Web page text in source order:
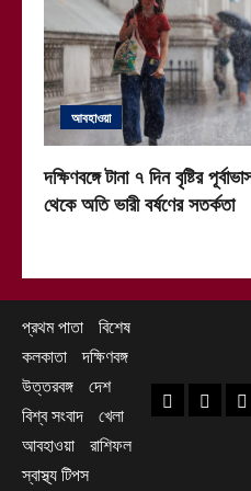
আবহাওয়া
দক্ষিণবঙ্গে টানা ৭ দিন বৃষ্টির
থেকে অতি ভারী বর্ষণের সতর্কতা
প্রথম পাতা বিশেষ
কলকাতা দক্ষিণবঙ্গ
উত্তরবঙ্গ দেশ
বিশ্ব সংবাদ খেলা
আবহাওয়া রাশিফল
স্বাস্থ্য টিপস
প্রথম পাতা
বিশেষ